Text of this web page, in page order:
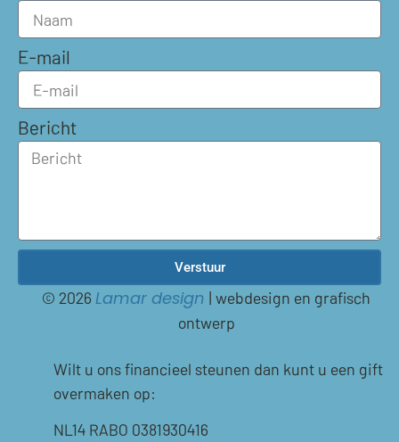
Wilt u ons financieel steunen dan kunt u een gift
overmaken op:
NL14 RABO 0381930416
E-mail
Bericht
Verstuur
© 2026 Lamar design | webdesign en grafisch
ontwerp